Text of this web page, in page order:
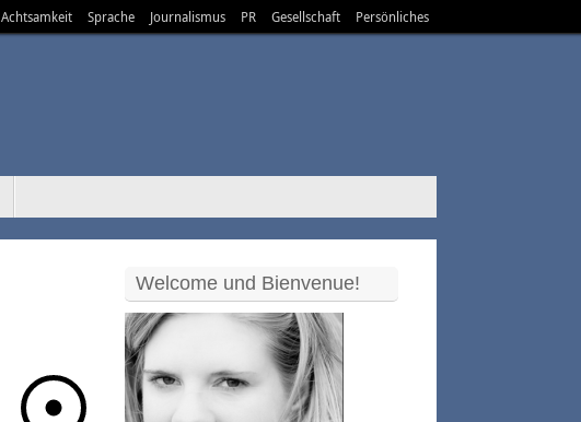
Achtsamkeit Sprache Journalismus PR Gesellschaft Persönliches
Welcome und Bienvenue!